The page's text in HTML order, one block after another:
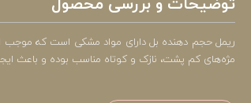
ریمل حجم دهنده بل دارای مواد مشکی است که موجب
مژه‌های کم پشت، نازک و کوتاه مناسب بوده و باعث